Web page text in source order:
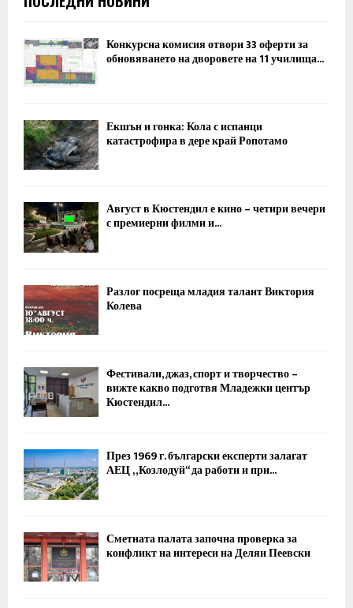
Конкурсна комисия отвори 33 оферти за
обновяването на дворовете на 11 училища...
Екшън и гонка: Кола с испанци
катастрофира в дере край Ропотамо
Август в Кюстендил е кино – четири вечери
с премиерни филми и...
Разлог посреща младия талант Виктория
Колева
Фестивали, джаз, спорт и творчество –
вижте какво подготвя Младежки център
Кюстендил...
През 1969 г. български експерти залагат
АЕЦ „Козлодуй“ да работи и при...
Сметната палата започна проверка за
конфликт на интереси на Делян Пеевски